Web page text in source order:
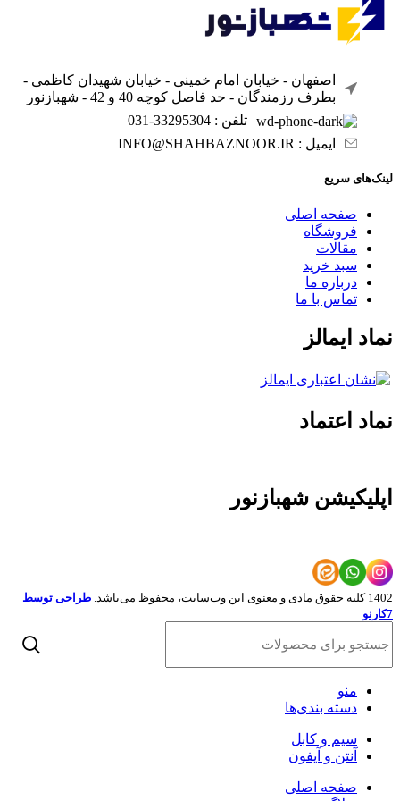
اصفهان - خیابان امام خمینی - خیابان شهیدان کاظمی -
بطرف رزمندگان - حد فاصل کوچه 40 و 42 - شهبازنور
تلفن : 33295304-031
ایمیل : INFO@SHAHBAZNOOR.IR
لینک‌های سریع
صفحه اصلی
فروشگاه
مقالات
سبد خرید
درباره ما
تماس با ما
نماد ایمالز
نماد اعتماد
اپلیکیشن شهبازنور
1402 کلیه حقوق مادی و معنوی این وب‌سایت، محفوظ می‌باشد.
طراحی توسط
7کارنو
منو
دسته بندی‌ها
سیم و کابل
آنتن و آیفون
صفحه اصلی